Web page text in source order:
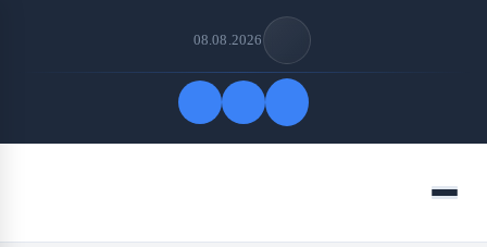
08.08.2026
Меню